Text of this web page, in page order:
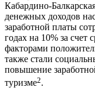
Кабардино-
денежных доходов
заработной платы
годах на 10% за счет
факторами
также стали
повышение
туризме2.